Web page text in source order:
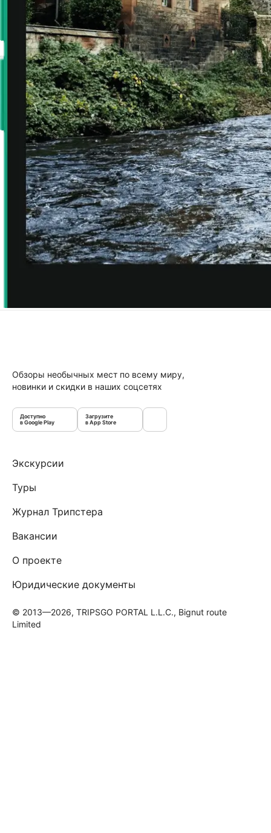
Обзоры необычных мест по всему миру,
новинки и скидки в наших соцсетях
Доступно
в Google Play
Загрузите
в App Store
Экскурсии
Туры
Журнал Трипстера
Вакансии
О проекте
Юридические документы
© 2013—2026, TRIPSGO PORTAL L.L.C., Bignut route
Limited